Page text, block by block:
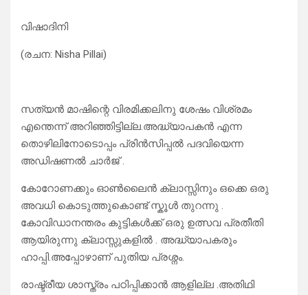
വിഷാദിനി
(രചന: Nisha Pillai)
സത്യൻ മാഷിന്റെ വിരമിക്കലിനു ശേഷം വിശ്രമം
എന്തെന്ന് അറിഞ്ഞിട്ടില്ല.അദ്ധ്യാപകൻ എന്ന
തൊഴിലിനോടൊപ്പം പ്രിൻസിപ്പൽ പദവിയെന്ന
അഡിഷണൽ ചാർജ് .
കോറോണക്കും ഓൺലൈൻ ക്ലാസ്സിനും ഒക്കെ ഒരു
അവധി കൊടുത്തുകൊണ്ട് സ്കൂൾ തുറന്നു .
കോവിഡാനന്തരം കുട്ടികൾക്ക് ഒരു ഉത്സവ പ്രതീതി
ആയിരുന്നു ക്ലാസ്സുകളിൽ . അദ്ധ്യാപകരും
ഹാപ്പി.അപ്പോഴാണ് പുതിയ പ്രശ്നം.
രാഷ്ട്രീയ ശാസ്ത്രം പഠിപ്പിക്കാൻ ആളില്ല .അതിഥി